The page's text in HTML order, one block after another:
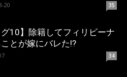
20 35
グ10】除籍してフィリピーナ
とが嫁にバレた!?
34